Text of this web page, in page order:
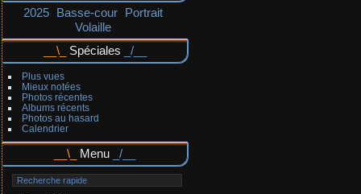
2025 Basse-cour Portrait
Volaille
Spéciales
Plus vues
Mieux notées
Photos récentes
Albums récents
Photos au hasard
Calendrier
Menu